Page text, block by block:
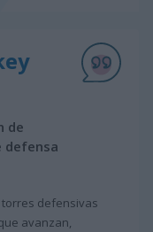
de
defensa
defensivas
avanzan,